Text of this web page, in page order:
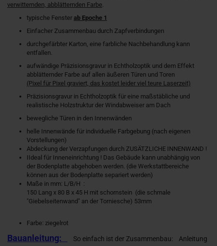
verwitternden, abblätternden Farbe.
typische Fenster ab Epoche 1
Einfacher Zusammenbau durch Zapfverbindungen
durchgefärbter Karton, eine farbliche Nachbehandlung kann
entfallen.
aufwändige Präzisionsgravur in Echtholzoptik und dem Effekt
abblätternder Farbe auf allen äußeren Türen und Toren
(Pixel für Pixel graviert, das kostet leider viel teure Laserzeit)
Präzisionsgravur in Echtholzoptik für eine maßstäbliche und
realistische Holzstruktur der Windabweiser am Dach
bewegliche Türen in den Innenwänden
helle Innenwände für individuelle Farbgebung (nach eigenen
Vorstellungen)
Abdeckung der Verzapfungen durch ZUSÄTZLICHE INNENWAND !
I Ideal für Inneneinrichtung ! Das Gebäude kann unabhängig von
der Bodenplatte abgehoben werden. (die Werkstattbereiche
können aus der Bodenplatte separiert werden)
Maße in mm: L/B/H :
150 Lang x 80 B x 45 H mit schornstein (die schmale
"Giebelseitenwand" an der Torniesche) 53mm
Farbe: ziegelrot
Bauanleitung: So einfach ist der Zusammenbau: Anleitung